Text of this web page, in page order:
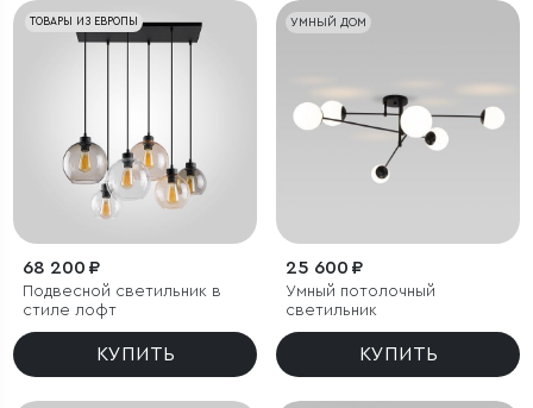
ТОВАРЫ ИЗ ЕВРОПЫ
68 200 ₽
Подвесной светильник в
стиле лофт
КУПИТЬ
УМНЫЙ ДОМ
25 600 ₽
Умный потолочный
светильник
КУПИТЬ